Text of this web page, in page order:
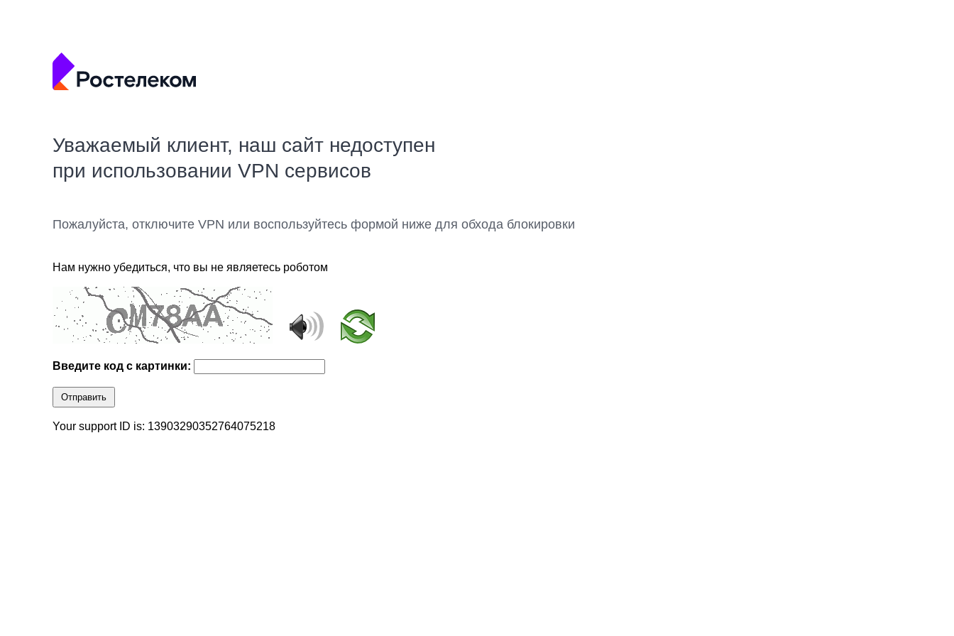
Уважаемый клиент, наш сайт недоступен
при использовании VPN сервисов
Пожалуйста, отключите VPN или воспользуйтесь формой ниже для обхода блокировки
Нам нужно убедиться, что вы не являетесь роботом
Введите код с картинки:
Отправить
Your support ID is: 13903290352764075218